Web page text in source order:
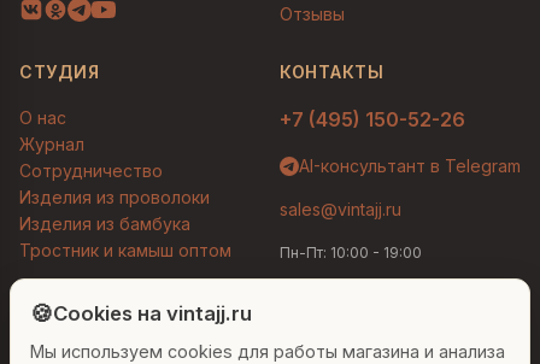
Отзывы
СТУДИЯ
О нас
Журнал
Сотрудничество
Изделия из проволоки
Изделия из бамбука
Тростник и камыш оптом
КОНТАКТЫ
+7 (495) 150-52-26
AI-консультант в Telegram
sales@vintajj.ru
Пн-Пт: 10:00 - 19:00
© 2026 Vintajj. Все права защищены.
🍪Cookies на vintajj.ru
Мы используем cookies для работы магазина и анализа
Людмила
Привет! Я Людмила, ваш персональный